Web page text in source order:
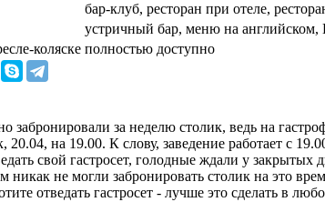
бар-клуб, ресторан при отеле,
устричный бар, меню на английском,
коляске полностью доступно
забронировали за неделю столик, ведь на
20.04, на 19.00. К слову, заведение работает с
свой гастросет, голодные ждали у
никак не могли забронировать столик на это
отведать гастросет - лучше это сделать в